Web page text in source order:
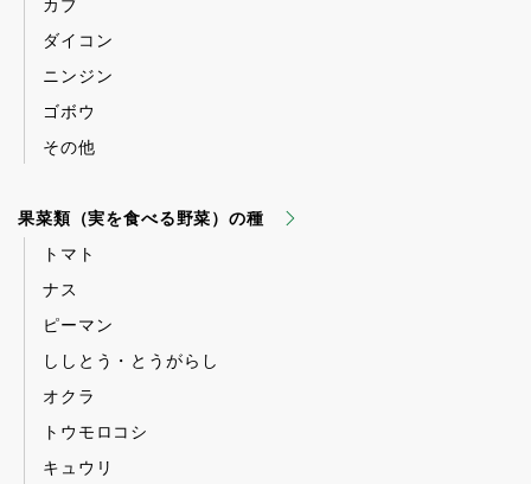
カブ
ダイコン
ニンジン
ゴボウ
その他
果菜類（実を食べる野菜）の種
トマト
ナス
ピーマン
ししとう・とうがらし
オクラ
トウモロコシ
キュウリ